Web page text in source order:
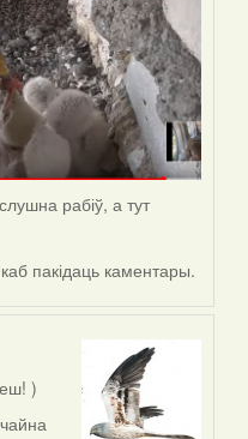
рабіў, а тут
каб пакідаць каментары.
)